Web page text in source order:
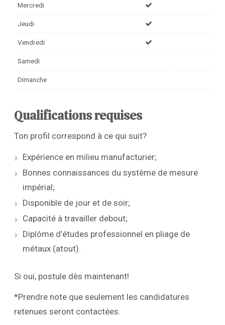
Mercredi
Jeudi
Vendredi
Samedi
Dimanche
Qualifications requises
Ton profil correspond à ce qui suit?
Expérience en milieu manufacturier;
Bonnes connaissances du système de mesure
impérial;
Disponible de jour et de soir;
Capacité à travailler debout;
Diplôme d’études professionnel en pliage de
métaux (atout).
Si oui, postule dès maintenant!
*Prendre note que seulement les candidatures
retenues seront contactées.